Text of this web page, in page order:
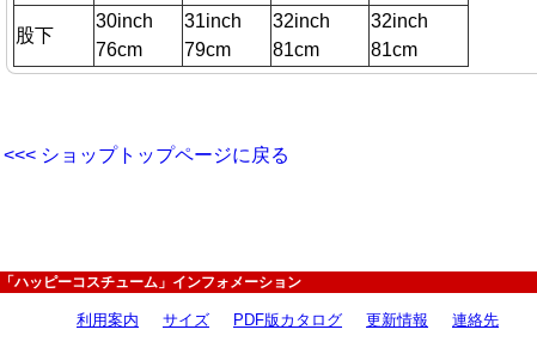
股下
30inch
76cm
31inch
79cm
32inch
81cm
32inch
81cm
<<< ショップトップページに戻る
「ハッピーコスチューム」インフォメーション
利用案内 サイズ PDF版カタログ 更新情報 連絡先